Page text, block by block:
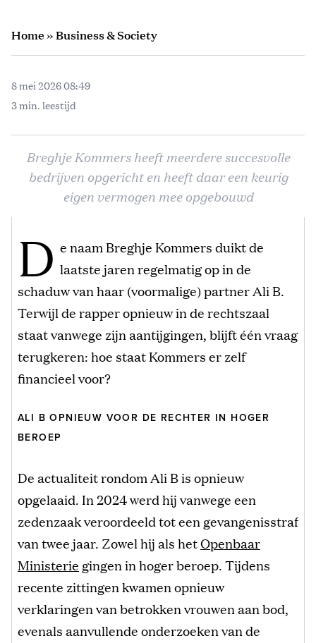
Home»Business & Society
8 mei 2026 08:49
3 min. leestijd
Breghje Kommers heeft meerdere succesvolle
bedrijven opgericht en heeft daar een keurig
eigen vermogen mee opgebouwd
D e naam Breghje Kommers duikt de
laatste jaren regelmatig op in de
schaduw van haar (voormalige) partner Ali B.
Terwijl de rapper opnieuw in de rechtszaal
staat vanwege zijn aantijgingen, blijft één vraag
terugkeren: hoe staat Kommers er zelf
financieel voor?
ALI B OPNIEUW VOOR DE RECHTER IN HOGER
BEROEP
De actualiteit rondom Ali B is opnieuw
opgelaaid. In 2024 werd hij vanwege een
zedenzaak veroordeeld tot een gevangenisstraf
van twee jaar. Zowel hij als hetOpenbaar
Ministerie gingen in hoger beroep. Tijdens
recente zittingen kwamen opnieuw
verklaringen van betrokken vrouwen aan bod,
evenals aanvullende onderzoeken van de